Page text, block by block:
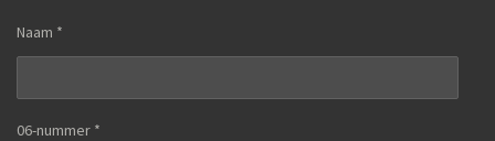
Naam *
06-nummer *